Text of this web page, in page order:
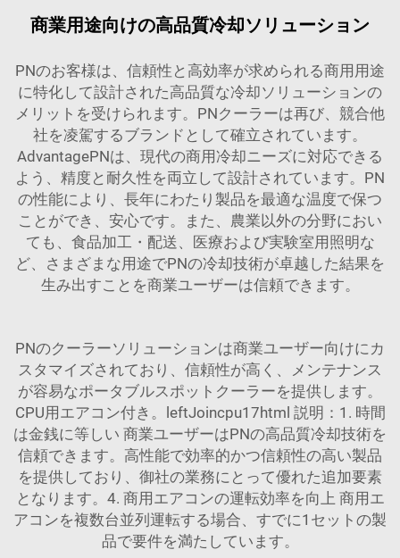
商業用途向けの高品質冷却ソリューション
PNのお客様は、信頼性と高効率が求められる商用用途
に特化して設計された高品質な冷却ソリューションの
メリットを受けられます。PNクーラーは再び、競合他
社を凌駕するブランドとして確立されています。
AdvantagePNは、現代の商用冷却ニーズに対応できる
よう、精度と耐久性を両立して設計されています。PN
の性能により、長年にわたり製品を最適な温度で保つ
ことができ、安心です。また、農業以外の分野におい
ても、食品加工・配送、医療および実験室用照明な
ど、さまざまな用途でPNの冷却技術が卓越した結果を
生み出すことを商業ユーザーは信頼できます。
PNのクーラーソリューションは商業ユーザー向けにカ
スタマイズされており、信頼性が高く、メンテナンス
が容易なポータブルスポットクーラーを提供します。
CPU用エアコン付き。leftJoincpu17html 説明：1. 時間
は金銭に等しい 商業ユーザーはPNの高品質冷却技術を
信頼できます。高性能で効率的かつ信頼性の高い製品
を提供しており、御社の業務にとって優れた追加要素
となります。4. 商用エアコンの運転効率を向上 商用エ
アコンを複数台並列運転する場合、すでに1セットの製
品で要件を満たしています。